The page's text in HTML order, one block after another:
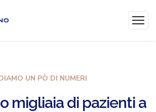
UN PÒ DI NUMERI
migliaia di pazienti a